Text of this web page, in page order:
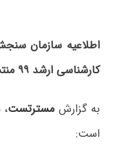
اطلاعیه سازمان
کارشناسی ارشد ۹۹ منتشر شد.
به گزارش مسترتست
است: